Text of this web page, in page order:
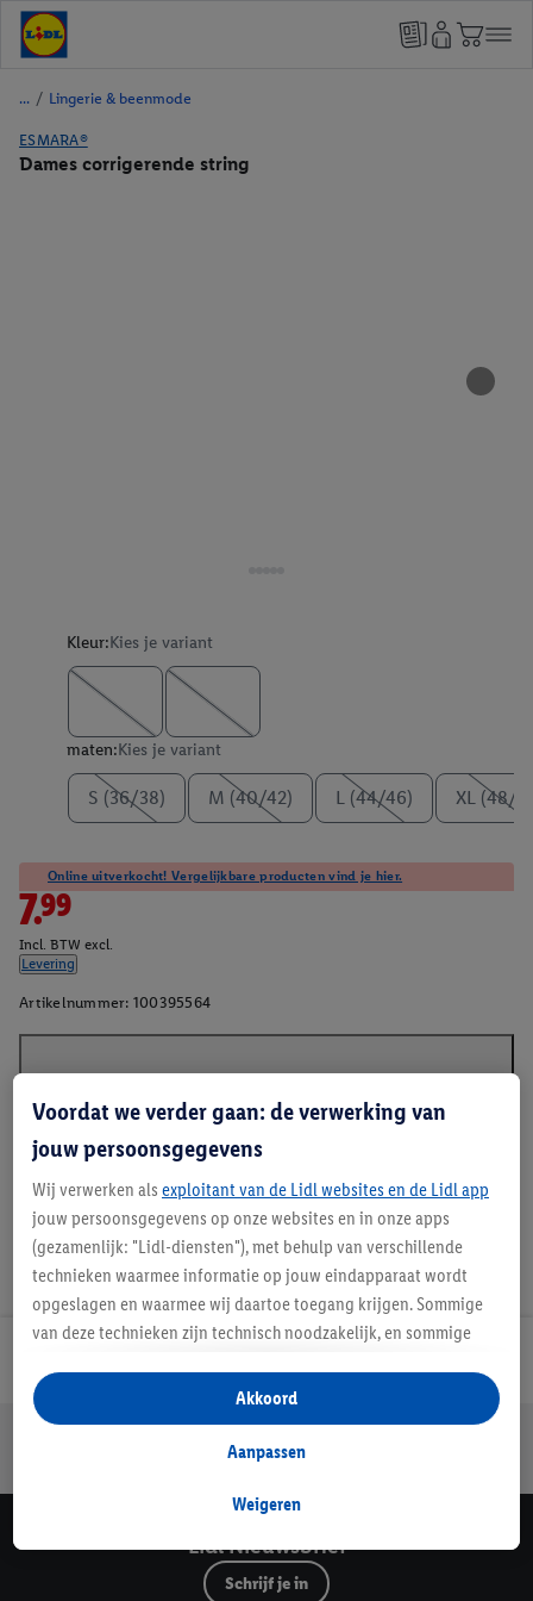
/ Lingerie & beenmode
ESMARA®
Dames corrigerende string
Kleur:Kies je variant
maten:Kies je variant
S (36/38) M (40/42) L (44/46) XL (48/
Online uitverkocht! Vergelijkbare producten vind je hier.
7.99
Incl. BTW excl.
Levering
Artikelnummer: 100395564
Veilig winkelen
Lidl Nieuwsbrief
Schrijf je in
Voordat we verder gaan: de verwerking van
jouw persoonsgegevens
Wij verwerken als exploitant van de Lidl websites en de Lidl app
jouw persoonsgegevens op onze websites en in onze apps
(gezamenlijk: "Lidl-diensten"), met behulp van verschillende
technieken waarmee informatie op jouw eindapparaat wordt
opgeslagen en waarmee wij daartoe toegang krijgen. Sommige
van deze technieken zijn technisch noodzakelijk, en sommige
opslaan van voorkeursinstellingen, het verzamelen en
analyseren van statistieken of voor het tonen van
gepersonaliseerde reclame binnen en buiten de Lidl-diensten.
gegevens over jouw aankoopgedrag in de winkel ook voor de
Als je hier toestemming geeft aan ons voor het personaliseren
van reclame en als je vervolgens een Lidl Plus-account
Weigeren
Aanpassen
Akkoord